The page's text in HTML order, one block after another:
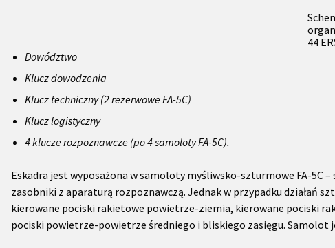
44
Dowództwo
Klucz dowodzenia
Klucz techniczny (2 rezerwowe FA-5C)
Klucz logistyczny
4 klucze rozpoznawcze (po 4 samoloty FA-5C).
Eskadra jest wyposażona w samoloty myśliwsko-szturmowe FA-5C
zasobniki z aparaturą rozpoznawczą. Jednak w przypadku działań
kierowane pociski rakietowe powietrze-ziemia, kierowane pociski
pociski powietrze-powietrze średniego i bliskiego zasięgu. Samolot